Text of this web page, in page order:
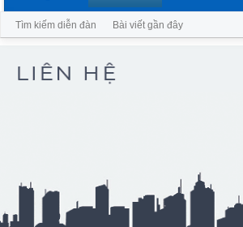
Tìm kiếm diễn đàn Bài viết gần đây